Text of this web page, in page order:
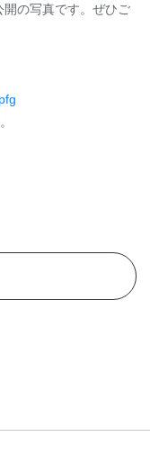
の写真です。ぜひご